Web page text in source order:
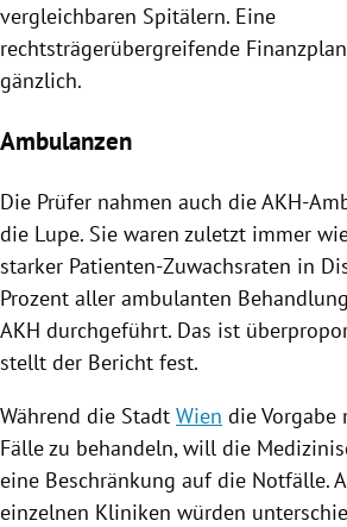
vergleichbaren Spitälern. Eine
rechtsträgerübergreifende
gänzlich.
Ambulanzen
Die Prüfer nahmen auch die AKH-
die Lupe. Sie waren zuletzt immer
starker Patienten-Zuwachsraten in
Prozent aller ambulanten
AKH durchgeführt. Das ist
stellt der Bericht fest.
Während die Stadt Wien die Vorgabe
Fälle zu behandeln, will die
eine Beschränkung auf die Notfälle.
einzelnen Kliniken würden